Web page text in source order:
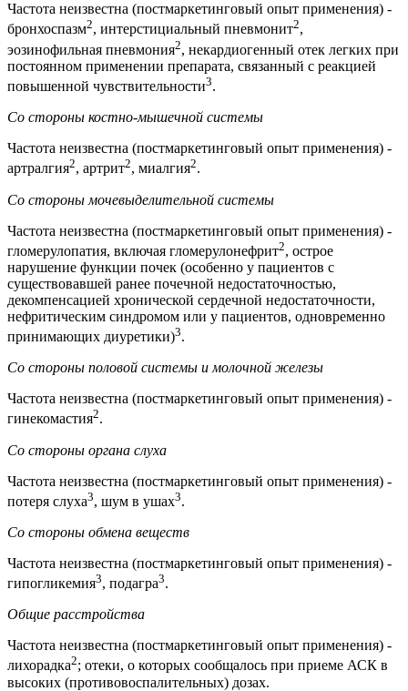
Частота неизвестна (постмаркетинговый опыт применения) -
бронхоспазм2, интерстициальный пневмонит2,
эозинофильная пневмония2, некардиогенный отек легких при
постоянном применении препарата, связанный с реакцией
повышенной чувствительности3.
Со стороны костно-мышечной системы
Частота неизвестна (постмаркетинговый опыт применения) -
артралгия2, артрит2, миалгия2.
Со стороны мочевыделительной системы
Частота неизвестна (постмаркетинговый опыт применения) -
гломерулопатия, включая гломерулонефрит2, острое
нарушение функции почек (особенно у пациентов с
существовавшей ранее почечной недостаточностью,
декомпенсацией хронической сердечной недостаточности,
нефритическим синдромом или у пациентов, одновременно
принимающих диуретики)3.
Со стороны половой системы и молочной железы
Частота неизвестна (постмаркетинговый опыт применения) -
гинекомастия2.
Со стороны органа слуха
Частота неизвестна (постмаркетинговый опыт применения) -
потеря слуха3, шум в ушах3.
Со стороны обмена веществ
Частота неизвестна (постмаркетинговый опыт применения) -
гипогликемия3, подагра3.
Общие расстройства
Частота неизвестна (постмаркетинговый опыт применения) -
лихорадка2; отеки, о которых сообщалось при приеме АСК в
высоких (противовоспалительных) дозах.